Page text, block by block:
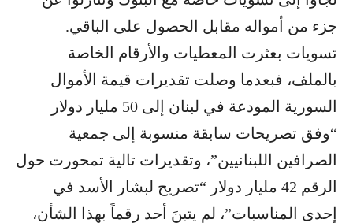
جزء من أمواله مقابل الحصول على الباقي.
تسويات بعثرت المعطيات والأرقام الخاصة
بالملف، فبعدما وصلت تقديرات قيمة الأموال
السورية المودعة في لبنان إلى 50 مليار دولار
“وفق تصريحات سابقة منسوبة إلى جمعية
الصرافين اللبنانيين”، وتقديرات تالية تمحورت حول
الرقم 42 مليار دولار “تصريح لبشار الأسد في
إحدى المناسبات”، لم يتبنَ أحد رقماً بهذا الشأن،